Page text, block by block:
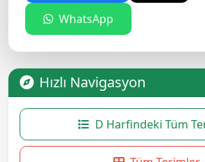
WhatsApp
Hızlı Navigasyon
D Harfindeki Tüm